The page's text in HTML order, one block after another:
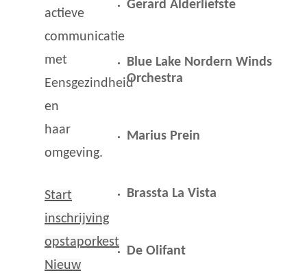
actieve
communicatie
met
Eensgezindheid
en
haar
omgeving.
Start
inschrijving
opstaporkest
Nieuw
Gerard Alderliefste
Blue Lake Nordern Winds
Orchestra
Marius Prein
Brassta La Vista
De Olifant